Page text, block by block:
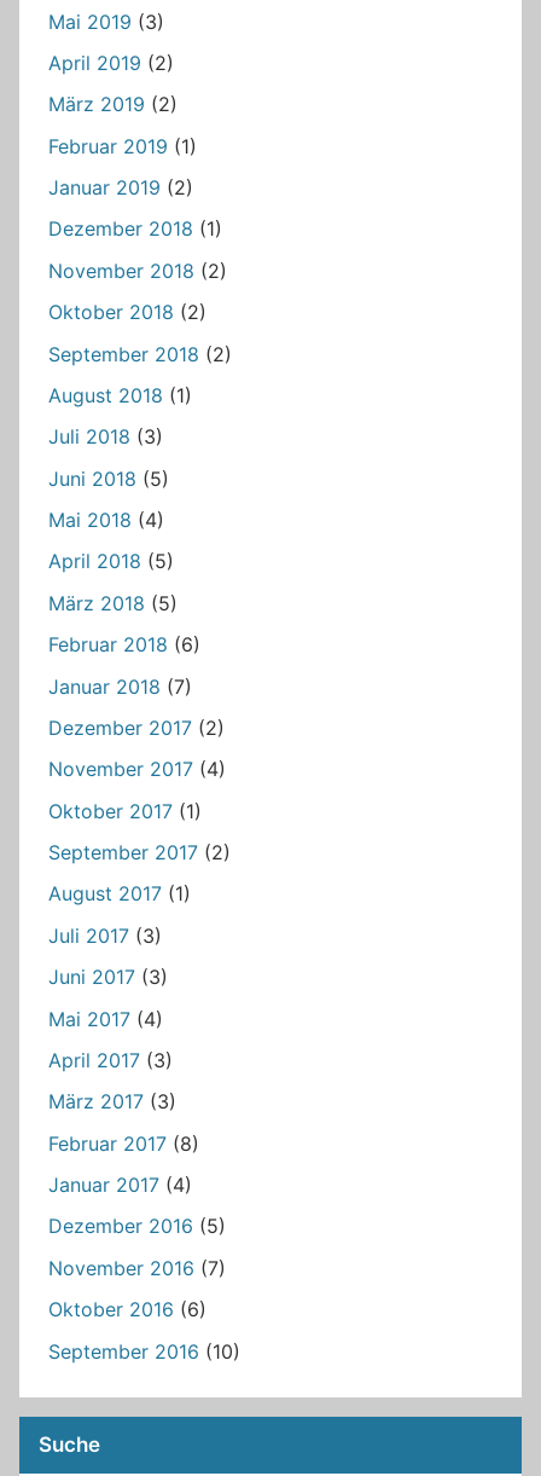
Mai 2019 (3)
April 2019 (2)
März 2019 (2)
Februar 2019 (1)
Januar 2019 (2)
Dezember 2018 (1)
November 2018 (2)
Oktober 2018 (2)
September 2018 (2)
August 2018 (1)
Juli 2018 (3)
Juni 2018 (5)
Mai 2018 (4)
April 2018 (5)
März 2018 (5)
Februar 2018 (6)
Januar 2018 (7)
Dezember 2017 (2)
November 2017 (4)
Oktober 2017 (1)
September 2017 (2)
August 2017 (1)
Juli 2017 (3)
Juni 2017 (3)
Mai 2017 (4)
April 2017 (3)
März 2017 (3)
Februar 2017 (8)
Januar 2017 (4)
Dezember 2016 (5)
November 2016 (7)
Oktober 2016 (6)
September 2016 (10)
Suche